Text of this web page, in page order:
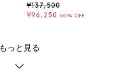
¥137,500
¥96,250 30% OFF
もっと見る